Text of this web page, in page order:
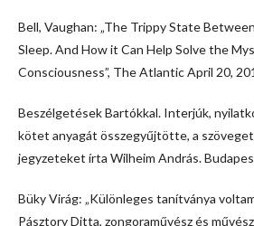
Bell, Vaughan: „The Trippy State
Sleep. And How it Can Help Solve the
Consciousness”, The Atlantic April 20,
Beszélgetések Bartókkal. Interjúk,
kötet anyagát összegyűjtötte, a szöveget
jegyzeteket írta Wilheim András.
Büky Virág: „Különleges tanítványa
Pásztory Ditta, zongoraművész és